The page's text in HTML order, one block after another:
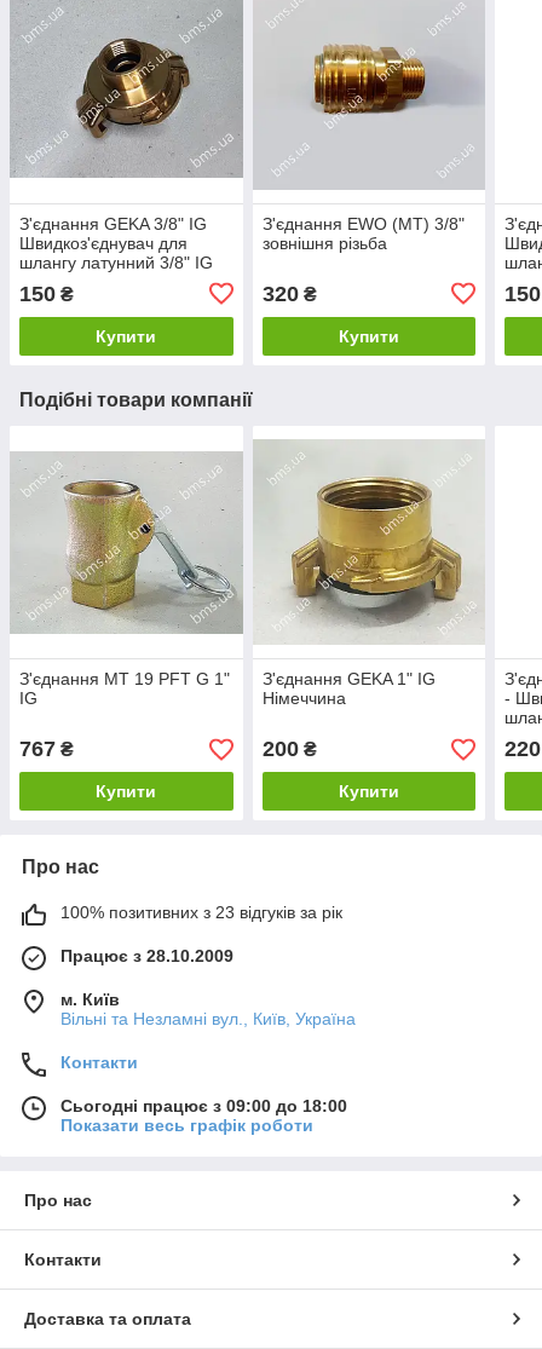
З'єднання GEKA 3/8" IG
Швидкоз'єднувач для
шлангу латунний 3/8" IG
150 ₴
Купити
З'єднання EWO (MT) 3/8"
зовнішня різьба
320₴
Купити
150
Подібні товари компанії
З'єднання MT 19 PFT G 1"
IG
767 ₴
Купити
З'єднання GEKA 1" IG
Німеччина
200₴
Купити
-
220
Про нас
100% позитивних з 23 відгуків за рік
Працює з 28.10.2009
м. Київ
Вільні та Незламні вул., Київ, Україна
Контакти
Сьогодні працює з 09:00 до 18:00
Показати весь графік роботи
Про нас
Контакти
Доставка та оплата